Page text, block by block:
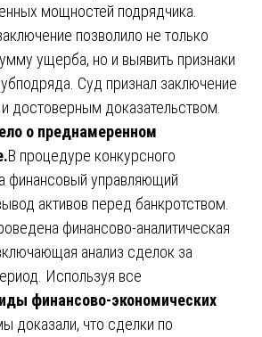
мощностей подрядчика.
позволило не только
ущерба, но и выявить признаки
Суд признал заключение
достоверным доказательством.
о преднамеренном
В процедуре конкурсного
финансовый управляющий
активов перед банкротством.
финансово-аналитическая
анализ сделок за
Используя все
финансово-экономических
доказали, что сделки по